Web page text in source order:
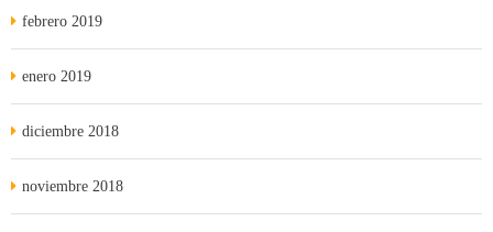
febrero 2019
enero 2019
diciembre 2018
noviembre 2018